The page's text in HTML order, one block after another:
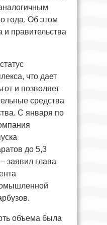
года. Об этом
и правительства
что дает
и позволяет
средства
С января по
до 5,3
заявил глава
объема была